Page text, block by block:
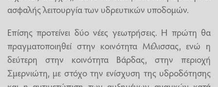
ασφαλής λειτουργία των υδρευτικών υποδομών.
Επίσης προτείνει δύο νέες γεωτρήσεις. Η πρώτη θα
πραγματοποιηθεί στην κοινότητα Μέλισσας, ενώ η
δεύτερη στην κοινότητα Βάρδας, στην περιοχή
Σμερνιώτη, με στόχο την ενίσχυση της υδροδότησης